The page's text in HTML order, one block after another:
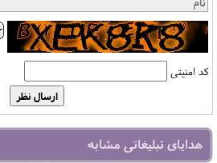
کد امنیتی
هدایای تبلیغاتی مشابه